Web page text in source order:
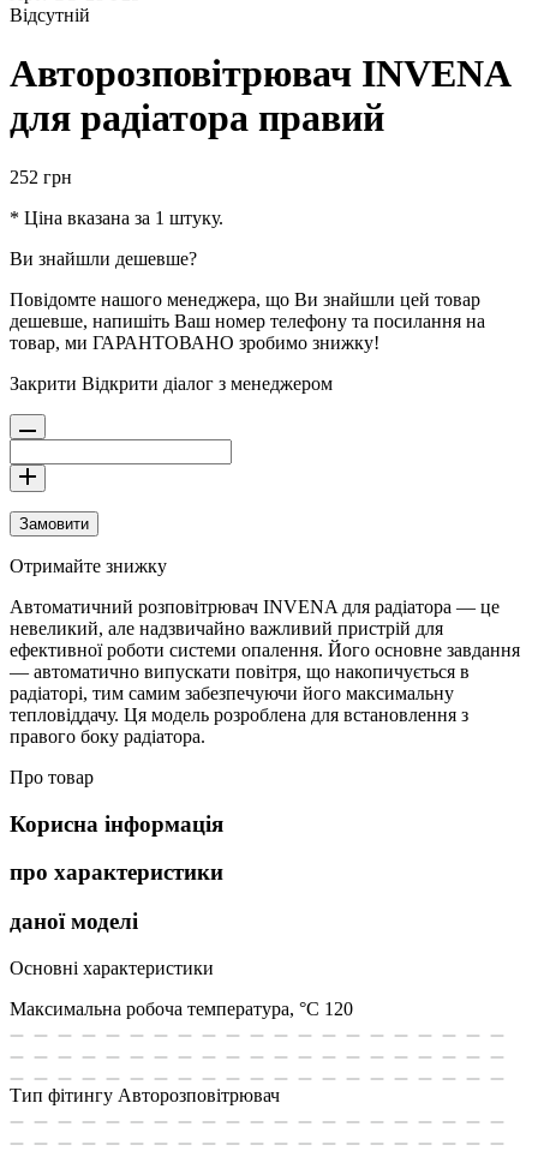
Відсутній
Авторозповітрювач INVENA
для радіатора правий
252 грн
* Ціна вказана за 1 штуку.
Ви знайшли дешевше?
Повідомте нашого менеджера, що Ви знайшли цей товар
дешевше, напишіть Ваш номер телефону та посилання на
товар, ми ГАРАНТОВАНО зробимо знижку!
Закрити Відкрити діалог з менеджером
Замовити
Отримайте знижку
Автоматичний розповітрювач INVENA для радіатора — це
невеликий, але надзвичайно важливий пристрій для
ефективної роботи системи опалення. Його основне завдання
— автоматично випускати повітря, що накопичується в
радіаторі, тим самим забезпечуючи його максимальну
тепловіддачу. Ця модель розроблена для встановлення з
правого боку радіатора.
Про товар
Корисна інформація
про характеристики
даної моделі
Основні характеристики
Максимальна робоча температура, °С 120
Тип фітингу Авторозповітрювач